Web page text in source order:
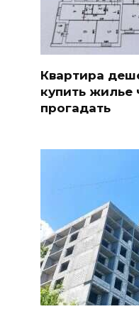
Квартира
купить жилье
прогадать